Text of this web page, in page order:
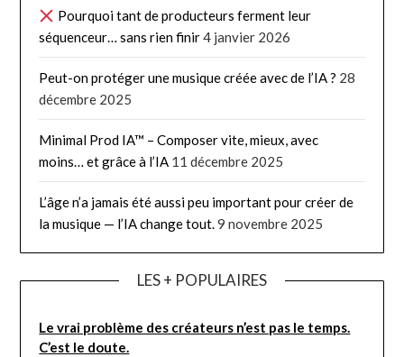
Pourquoi tant de producteurs ferment leur
séquenceur… sans rien finir4 janvier 2026
Peut-on protéger une musique créée avec de l’IA ? 28
décembre 2025
Minimal Prod IA™ – Composer vite, mieux, avec
moins… et grâce à l’IA 11 décembre 2025
L’âge n’a jamais été aussi peu important pour créer de
la musique — l’IA change tout.9 novembre 2025
LES + POPULAIRES
Le vrai problème des créateurs n’est pas le temps.
C’est le doute.